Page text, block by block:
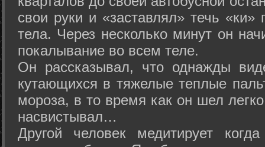
свои руки и «заставлял» течь «ки»
тела. Через несколько минут он
покалывание во всем теле.
Он рассказывал, что однажды
кутающихся в тяжелые теплые
мороза, в то время как он шел
насвистывал…
Другой человек медитирует